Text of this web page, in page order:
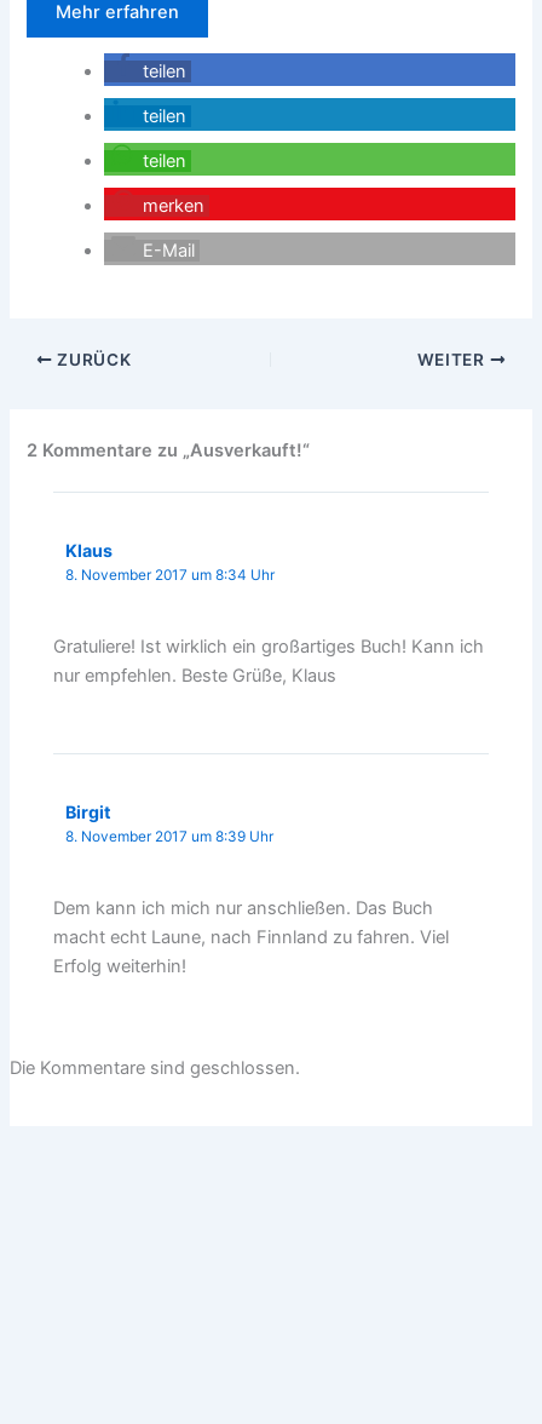
Mehr erfahren
teilen
teilen
teilen
merken
E-Mail
ZURÜCK WEITER
2 Kommentare zu „Ausverkauft!“
Klaus
8. November 2017 um 8:34 Uhr
Gratuliere! Ist wirklich ein großartiges Buch! Kann ich
nur empfehlen. Beste Grüße, Klaus
Birgit
8. November 2017 um 8:39 Uhr
Dem kann ich mich nur anschließen. Das Buch
macht echt Laune, nach Finnland zu fahren. Viel
Erfolg weiterhin!
Die Kommentare sind geschlossen.